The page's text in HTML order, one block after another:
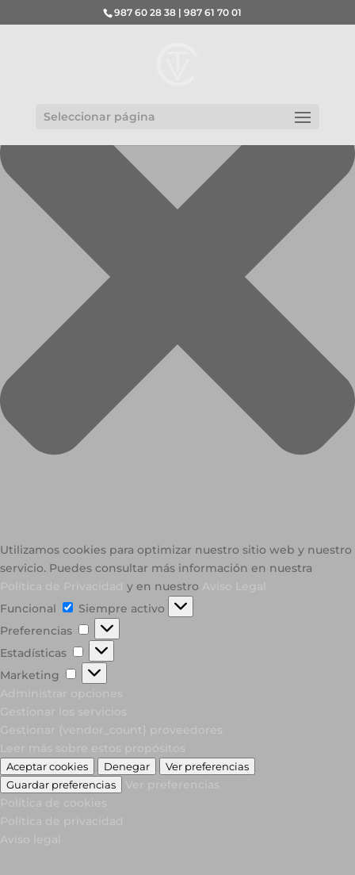
Gestionar el consentimiento de las cookies
Utilizamos cookies para optimizar nuestro sitio web y nuestro
servicio. Puedes consultar más información en nuestra
y en nuestro
Funcional
Funcional
Siempre activo
Preferencias
Preferencias
Estadísticas
Estadísticas
Marketing
Marketing
Aceptar cookies Denegar
Ver preferencias
Guardar preferencias
987 60 28 38 | 987 61 70 01
Seleccionar página